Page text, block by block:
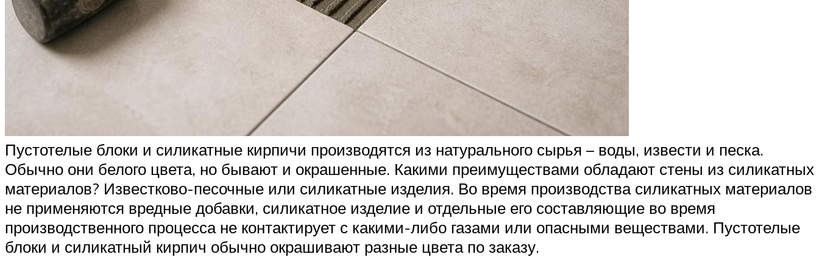
Пустотелые блоки и силикатные кирпичи производятся из натурального сырья – воды, извести и песка.
Обычно они белого цвета, но бывают и окрашенные. Какими преимуществами обладают стены из силикатных
материалов? Известково-песочные или силикатные изделия. Во время производства силикатных материалов
не применяются вредные добавки, силикатное изделие и отдельные его составляющие во время
производственного процесса не контактирует с какими-либо газами или опасными веществами. Пустотелые
блоки и силикатный кирпич обычно окрашивают разные цвета по заказу.